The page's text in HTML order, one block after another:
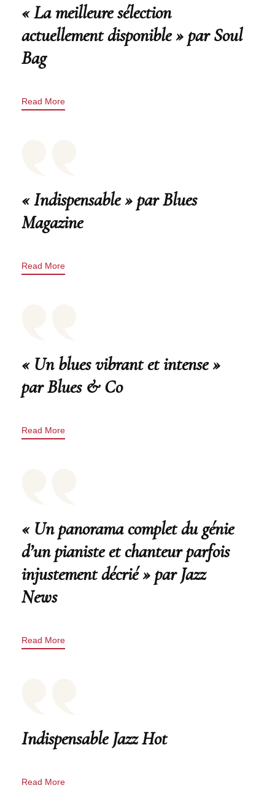
« La meilleure sélection
actuellement disponible » par Soul
Bag
Read More
« Indispensable » par Blues
Magazine
Read More
« Un blues vibrant et intense »
par Blues & Co
Read More
« Un panorama complet du génie
d’un pianiste et chanteur parfois
injustement décrié » par Jazz
News
Read More
Indispensable Jazz Hot
Read More